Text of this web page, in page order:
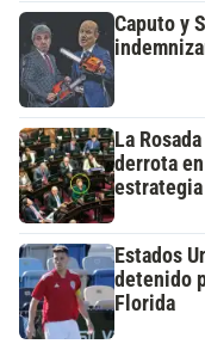
Caputo y
La
derrota
estrategia
Estados
detenido
Florida